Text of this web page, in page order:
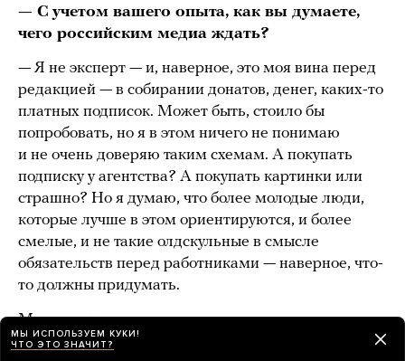
— С учетом вашего опыта, как вы думаете,
чего российским медиа ждать?
— Я не эксперт — и, наверное, это моя вина перед
редакцией — в собирании донатов, денег, каких-то
платных подписок. Может быть, стоило бы
попробовать, но я в этом ничего не понимаю
и не очень доверяю таким схемам. А покупать
подписку у агентства? А покупать картинки или
страшно? Но я думаю, что более молодые люди,
которые лучше в этом ориентируются, и более
смелые, и не такие олдскульные в смысле
обязательств перед работниками — наверное, что-
то должны придумать.
Мне кажется, надежда на непривычные для
классического медиа схемы существования. Мне
МЫ ИСПОЛЬЗУЕМ КУКИ!
ЧТО ЭТО ЗНАЧИТ?